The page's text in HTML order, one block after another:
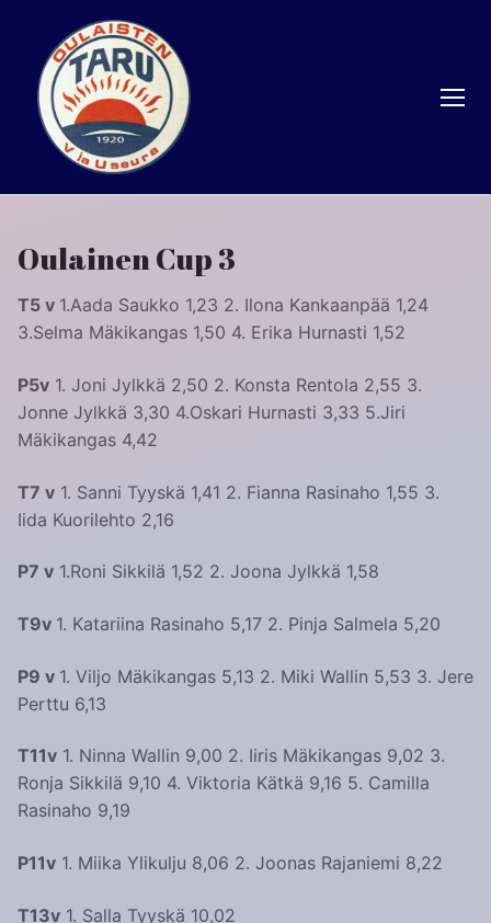
sisältöön
Oulainen Cup 3
T5 v 1.Aada Saukko 1,23 2. Ilona Kankaanpää 1,24
3.Selma Mäkikangas 1,50 4. Erika Hurnasti 1,52
P5v 1. Joni Jylkkä 2,50 2. Konsta Rentola 2,55 3.
Jonne Jylkkä 3,30 4.Oskari Hurnasti 3,33 5.Jiri
Mäkikangas 4,42
T7 v 1. Sanni Tyyskä 1,41 2. Fianna Rasinaho 1,55 3.
Iida Kuorilehto 2,16
P7 v 1.Roni Sikkilä 1,52 2. Joona Jylkkä 1,58
T9v 1. Katariina Rasinaho 5,17 2. Pinja Salmela 5,20
P9 v 1. Viljo Mäkikangas 5,13 2. Miki Wallin 5,53 3. Jere
Perttu 6,13
T11v 1. Ninna Wallin 9,00 2. Iiris Mäkikangas 9,02 3.
Ronja Sikkilä 9,10 4. Viktoria Kätkä 9,16 5. Camilla
Rasinaho 9,19
P11v 1. Miika Ylikulju 8,06 2. Joonas Rajaniemi 8,22
T13v 1. Salla Tyyskä 10,02